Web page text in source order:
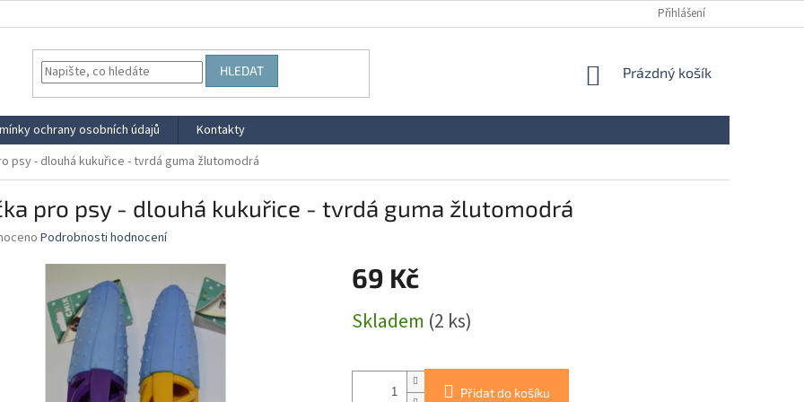
Přihlášení
HLEDAT
NÁKUPNÍ
Prázdný košík
ochrany osobních údajů
Kontakty
psy - dlouhá kukuřice - tvrdá guma žlutomodrá
pro psy - dlouhá kukuřice - tvrdá guma žlutomodrá
Podrobnosti hodnocení
69 Kč
cena:
Skladem (2 ks)
Přidat do košíku